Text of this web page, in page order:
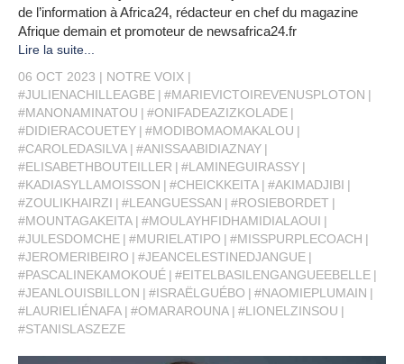
de l’information à Africa24, rédacteur en chef du magazine
Afrique demain et promoteur de newsafrica24.fr
Lire la suite...
06 OCT 2023
NOTRE VOIX
#JULIENACHILLEAGBE
#MARIEVICTOIREVENUSPLOTON
#MANONAMINATOU
#ONIFADEAZIZKOLADE
#DIDIERACOUETEY
#MODIBOMAOMAKALOU
#CAROLEDASILVA
#ANISSAABIDIAZNAY
#ELISABETHBOUTEILLER
#LAMINEGUIRASSY
#KADIASYLLAMOISSON
#CHEICKKEITA
#AKIMADJIBI
#ZOULIKHAIRZI
#LEANGUESSAN
#ROSIEBORDET
#MOUNTAGAKEITA
#MOULAYHFIDHAMIDIALAOUI
#JULESDOMCHE
#MURIELATIPO
#MISSPURPLECOACH
#JEROMERIBEIRO
#JEANCELESTINEDJANGUE
#PASCALINEKAMOKOUÉ
#EITELBASILENGANGUEEBELLE
#JEANLOUISBILLON
#ISRAËLGUÉBO
#NAOMIEPLUMAIN
#LAURIELIÉNAFA
#OMARAROUNA
#LIONELZINSOU
#STANISLASZEZE